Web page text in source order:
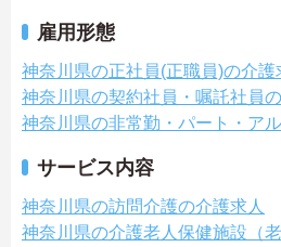
雇用形態
神奈川県の正社員(正職員)の介護
神奈川県の契約社員・嘱託社員
神奈川県の非常勤・パート・ア
サービス内容
神奈川県の訪問介護の介護求人
神奈川県の介護老人保健施設（